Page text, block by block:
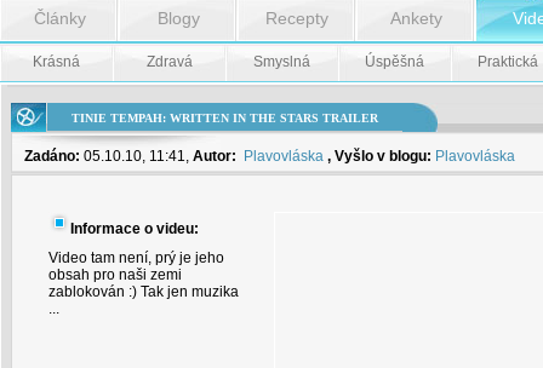
Tempah:
Written
Stars
Trailer
Články Blogy Recepty Ankety
Krásná Zdravá Smyslná Úspěšná Praktická
TINIE TEMPAH: WRITTEN IN THE STARS TRAILER
Zadáno: 05.10.10, 11:41, Autor: Plavovláska , Vyšlo v blogu: Plavovláska
Informace o videu:
Video tam není, prý je jeho
obsah pro naši zemi
zablokován :) Tak jen muzika
...